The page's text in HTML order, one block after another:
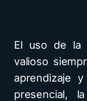
El uso de la
valioso
aprendizaje
presencial,